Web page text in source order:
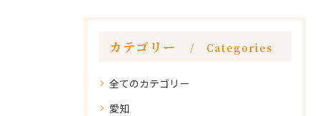
カテゴリー Categories
全てのカテゴリー
愛知